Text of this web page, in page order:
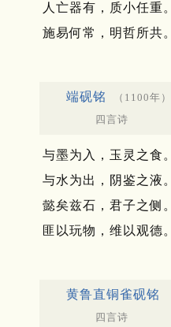
人亡器有，质小任重。
施易何常，明哲所共。
端砚铭 （1100年）
四言诗
与墨为入，玉灵之食。
与水为出，阴鉴之液。
懿矣兹石，君子之侧。
匪以玩物，维以观德。
黄鲁直铜雀砚铭
四言诗